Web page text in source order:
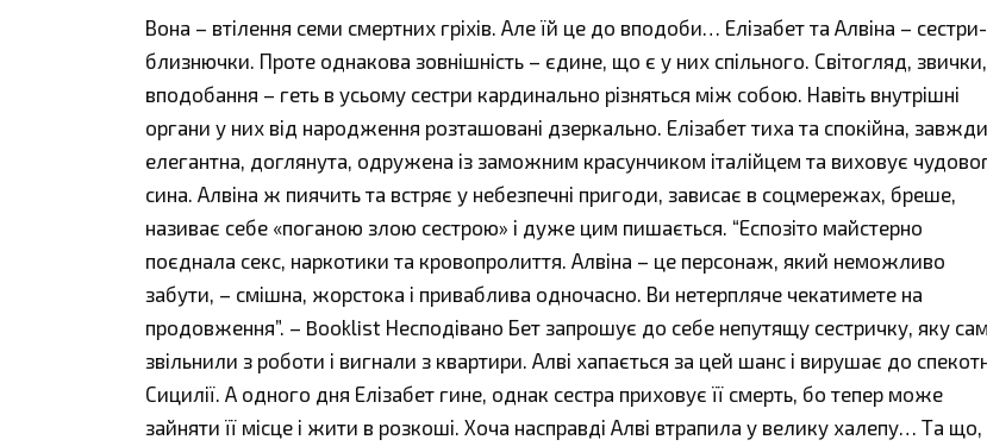
Вона – втілення семи смертних гріхів. Але їй це до вподоби… Елізабет та Алвіна – сестри-
близнючки. Проте однакова зовнішність – єдине, що є у них спільного. Світогляд, звички,
вподобання – геть в усьому сестри кардинально різняться між собою. Навіть внутрішні
органи у них від народження розташовані дзеркально. Елізабет тиха та спокійна, завжди
елегантна, доглянута, одружена із заможним красунчиком італійцем та виховує
сина. Алвіна ж пиячить та встряє у небезпечні пригоди, зависає в соцмережах, бреше,
називає себе «поганою злою сестрою» і дуже цим пишається. “Еспозіто майстерно
поєднала секс, наркотики та кровопролиття. Алвіна – це персонаж, який неможливо
забути, – смішна, жорстока і приваблива одночасно. Ви нетерпляче чекатимете на
продовження”. – Booklist Несподівано Бет запрошує до себе непутящу сестричку, яку
звільнили з роботи і вигнали з квартири. Алві хапається за цей шанс і вирушає до
Сицилії. А одного дня Елізабет гине, однак сестра приховує її смерть, бо тепер може
зайняти її місце і жити в розкоші. Хоча насправді Алві втрапила у велику халепу… Та що,